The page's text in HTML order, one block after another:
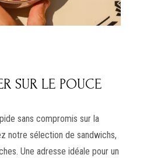
SUR LE POUCE
sans compromis sur la
notre sélection de sandwichs,
Une adresse idéale pour un